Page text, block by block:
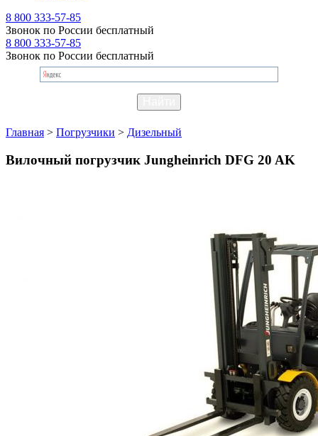
8 800 333-57-85
Звонок по России бесплатный
8 800 333-57-85
Звонок по России бесплатный
Главная > Погрузчики > Дизельный
Вилочный погрузчик Jungheinrich DFG 20 AK